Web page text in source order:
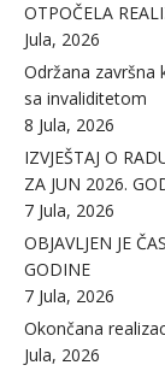
OTPOČELA
Jula, 2026
Održana završna
sa invaliditetom
8 Jula, 2026
IZVJEŠTAJ O
ZA JUN 2026.
7 Jula, 2026
OBJAVLJEN JE
GODINE
7 Jula, 2026
Okončana
Jula, 2026